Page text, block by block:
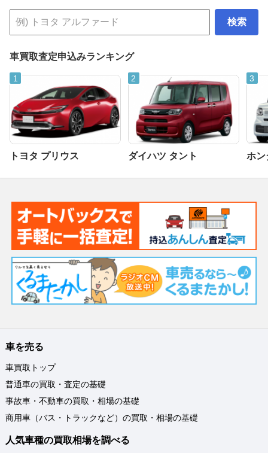
検索
車買取査定申込みランキング
トヨタ プリウス ダイハツ タント ホン
車を売る
車買取トップ
普通車の買取・査定の基礎
事故車・不動車の買取・相場の基礎
商用車（バス・トラックなど）の買取・相場の基礎
人気車種の買取相場を調べる